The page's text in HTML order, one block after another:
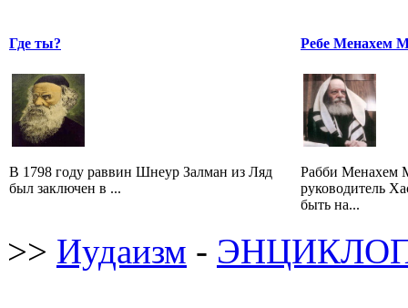
Где ты?
В 1798 году раввин Шнеур Залман из Ляд
был заключен в ...
Ребе Менахем
Рабби Менахем
руководитель
быть на...
>> Иудаизм -